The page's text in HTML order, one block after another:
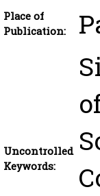
Place of
Publication:
Uncontrolled
Keywords: